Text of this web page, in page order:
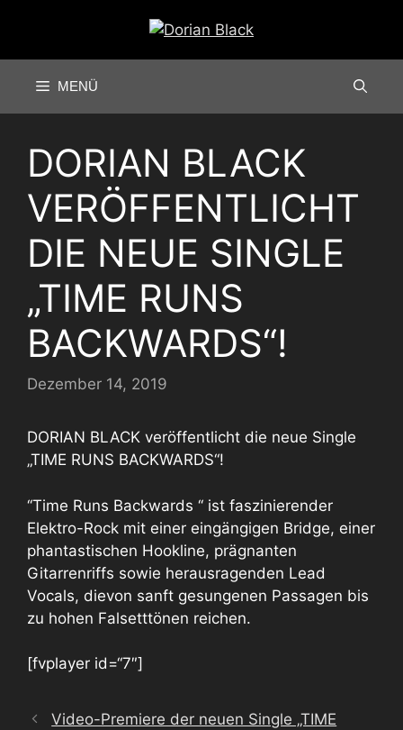
springen
MENÜ
DORIAN BLACK
VERÖFFENTLICHT
DIE NEUE SINGLE
„TIME RUNS
BACKWARDS“!
Dezember 14, 2019
DORIAN BLACK veröffentlicht die neue Single
„TIME RUNS BACKWARDS“!
‘‘Time Runs Backwards ‘‘ ist faszinierender
Elektro-Rock mit einer eingängigen Bridge, einer
phantastischen Hookline, prägnanten
Gitarrenriffs sowie herausragenden Lead
Vocals, dievon sanft gesungenen Passagen bis
zu hohen Falsetttönen reichen.
[fvplayer id=“7″]
Video-Premiere der neuen Single „TIME